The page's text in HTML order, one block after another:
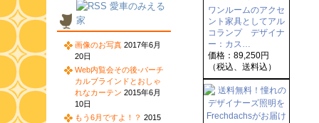
ワンルームのアクセ
ント家具としてアル
コランプ デザイナ
ー：カス…
価格：89,250円
（税込、送料込）
愛車のみえる
家
画像のお写真 2017年6月
20日
Web内覧会その後-バーチ
カルブラインドとおしゃ
れなカーテン 2015年6月
10日
もう6月ですよ！？ 2015